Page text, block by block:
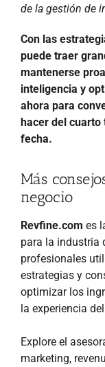
de la gestión de
Con las
puede traer
mantenerse
inteligencia y
ahora para
hacer del
fecha.
Más
negocio
Revfine.com es
para la industria
profesionales
estrategias y
optimizar los
la experiencia
Explore el
marketing,